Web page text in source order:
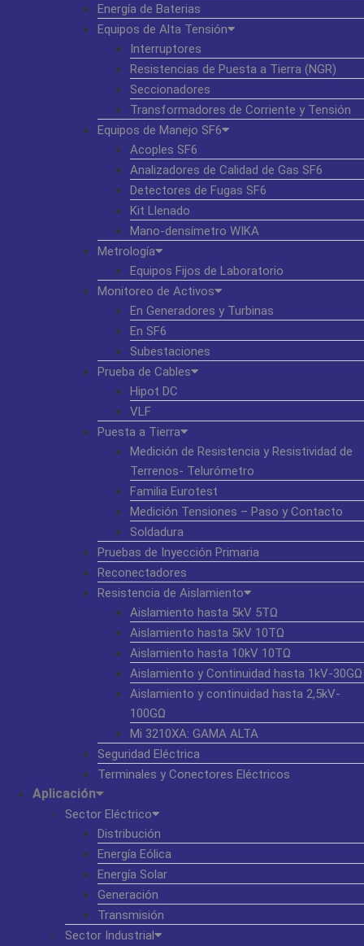
Energía de Baterias
Equipos de Alta Tensión
Interruptores
Resistencias de Puesta a Tierra (NGR)
Seccionadores
Transformadores de Corriente y Tensión
Equipos de Manejo SF6
Acoples SF6
Analizadores de Calidad de Gas SF6
Detectores de Fugas SF6
Kit Llenado
Mano-densímetro WIKA
Metrología
Equipos Fijos de Laboratorio
Monitoreo de Activos
En Generadores y Turbinas
En SF6
Subestaciones
Prueba de Cables
Hipot DC
VLF
Puesta a Tierra
Medición de Resistencia y Resistividad de
Terrenos- Telurómetro
Familia Eurotest
Medición Tensiones – Paso y Contacto
Soldadura
Pruebas de Inyección Primaria
Reconectadores
Resistencia de Aislamiento
Aislamiento hasta 5kV 5TΩ
Aislamiento hasta 5kV 10TΩ
Aislamiento hasta 10kV 10TΩ
Aislamiento y Continuidad hasta 1kV-30GΩ
Aislamiento y continuidad hasta 2,5kV-
100GΩ
Mi 3210XA: GAMA ALTA
Seguridad Eléctrica
Terminales y Conectores Eléctricos
Aplicación
Sector Eléctrico
Distribución
Energía Eólica
Energía Solar
Generación
Transmisión
Sector Industrial